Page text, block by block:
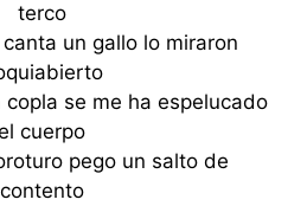
terco
un gallo lo miraron
se me ha espelucado
cuerpo
pego un salto de
contento